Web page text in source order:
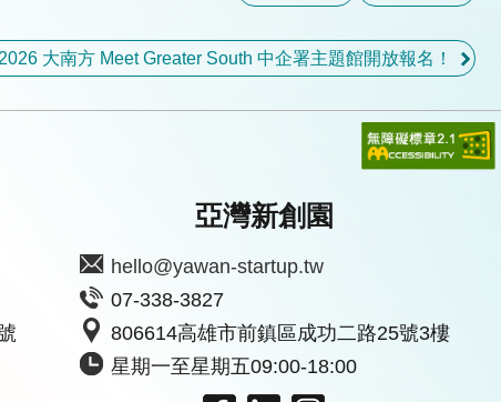
2026 大南方 Meet Greater South 中企署主題館開放報名！
亞灣新創園
hello@yawan-startup.tw
07-338-3827
806614高雄市前鎮區成功二路25號3樓
星期一至星期五09:00-18:00